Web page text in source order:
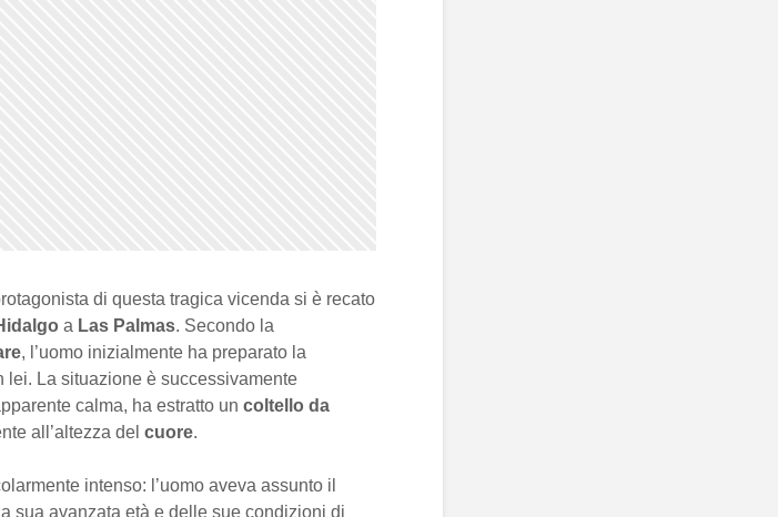
di questa tragica vicenda si è recato
a Las Palmas. Secondo la
, l’uomo inizialmente ha preparato la
lei. La situazione è successivamente
calma, ha estratto un coltello da
all’altezza del cuore.
intenso: l’uomo aveva assunto il
sua avanzata età e delle sue condizioni di